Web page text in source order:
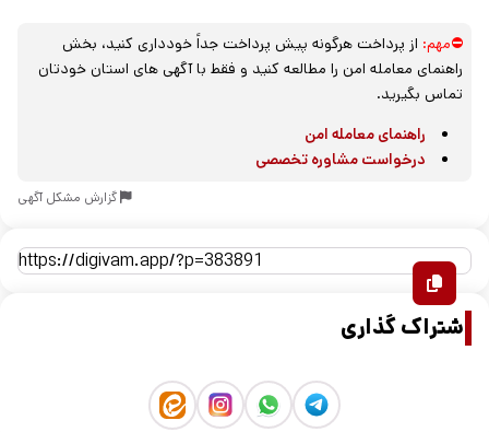
⛔مهم: از پرداخت هرگونه پیش پرداخت جداً خودداری کنید، بخش
راهنمای معامله امن را مطالعه کنید و فقط با آگهی های استان خودتان
تماس بگیرید.
راهنمای معامله امن
درخواست مشاوره تخصصی
گزارش مشکل آگهی
اشتراک گذاری